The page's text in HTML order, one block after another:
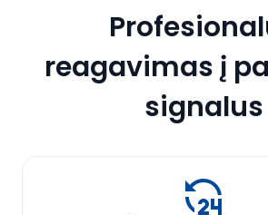
reagavimas į
signalus